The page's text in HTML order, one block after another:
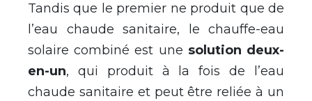
Tandis que le premier ne produit que de
l’eau chaude sanitaire, le chauffe-eau
solaire combiné est une solution deux-
en-un, qui produit à la fois de l’eau
chaude sanitaire et peut être reliée à un